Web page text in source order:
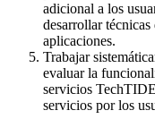
adicional a los
desarrollar
aplicaciones.
Trabajar
evaluar la
servicios
servicios por los